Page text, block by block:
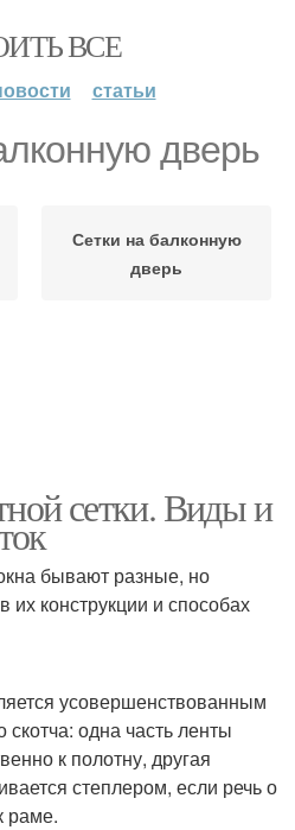
ВСЕ
статьи
дверь
Сетки на балконную
дверь
сетки. Виды и
бывают разные, но
их конструкции и способах
усовершенствованным
одна часть ленты
к полотну, другая
степлером, если речь о
раме.